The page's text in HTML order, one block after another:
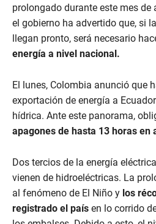
prolongado durante este mes de
el gobierno ha advertido que, si
llegan pronto, será necesario
energía a nivel nacional.
El lunes, Colombia anunció que
exportación de energía a
hídrica. Ante este panorama,
apagones de hasta 13 horas en
Dos tercios de la energía
vienen de hidroeléctricas. La
al fenómeno de El Niño y los
registrado el país en lo corrido